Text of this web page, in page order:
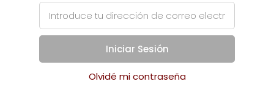
Iniciar Sesión
Olvidé mi contraseña